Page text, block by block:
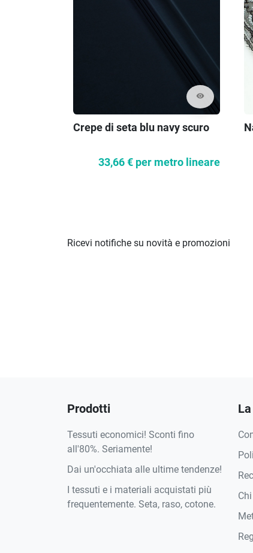
visibility
Crepe di seta blu navy scuro
33,66 € per metro lineare
Ricevi notifiche su novità e promozioni
Prodotti
Tessuti economici! Sconti fino
all'80%. Seriamente!
Dai un'occhiata alle ultime tendenze!
I tessuti e i materiali acquistati più
frequentemente. Seta, raso, cotone.